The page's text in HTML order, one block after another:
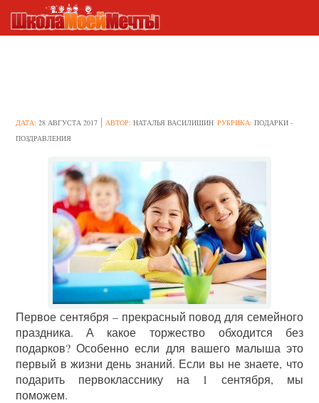
ДАТА:28 АВГУСТА 2017 АВТОР:НАТАЛЬЯ ВАСИЛИШИН РУБРИКА:ПОДАРКИ -
ПОЗДРАВЛЕНИЯ
Первое сентября – прекрасный повод для семейного
праздника. А какое торжество обходится без
подарков? Особенно если для вашего малыша это
первый в жизни день знаний. Если вы не знаете, что
подарить первокласснику на 1 сентября, мы
поможем.